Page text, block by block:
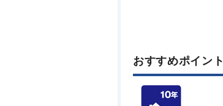
おすすめポイント